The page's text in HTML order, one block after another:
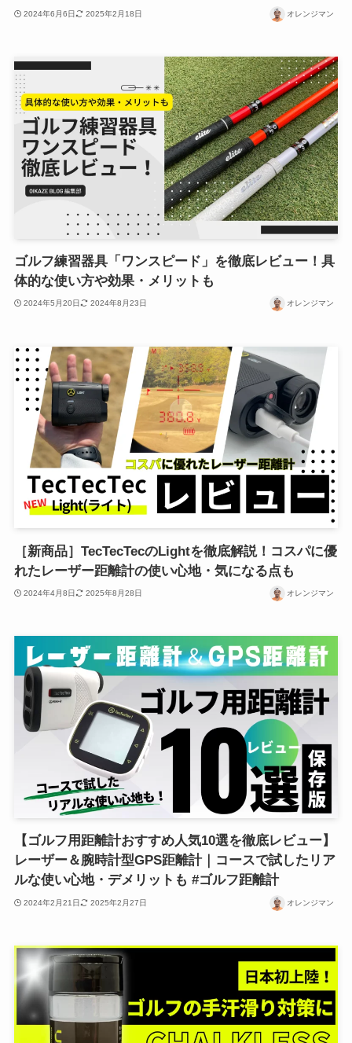
2024年6月6日 2025年2月18日 オレンジマン
ゴルフ練習器具「ワンスピード」を徹底レビュー！具
体的な使い方や効果・メリットも
2024年5月20日 2024年8月23日 オレンジマン
［新商品］TecTecTecのLightを徹底解説！コスパに優
れたレーザー距離計の使い心地・気になる点も
2024年4月8日 2025年8月28日 オレンジマン
【ゴルフ用距離計おすすめ人気10選を徹底レビュー】
レーザー＆腕時計型GPS距離計｜コースで試したリア
ルな使い心地・デメリットも #ゴルフ距離計
2024年2月21日 2025年2月27日 オレンジマン